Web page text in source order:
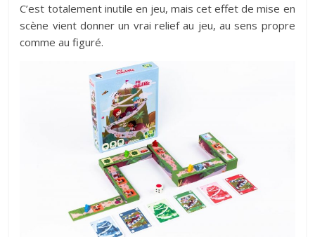
C’est totalement inutile en jeu, mais cet effet de mise en
scène vient donner un vrai relief au jeu, au sens propre
comme au figuré.